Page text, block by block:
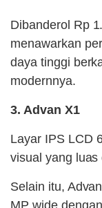
Dibanderol Rp
menawarkan
daya tinggi
modernnya.
3. Advan X1
Layar IPS LCD
visual yang luas
Selain itu,